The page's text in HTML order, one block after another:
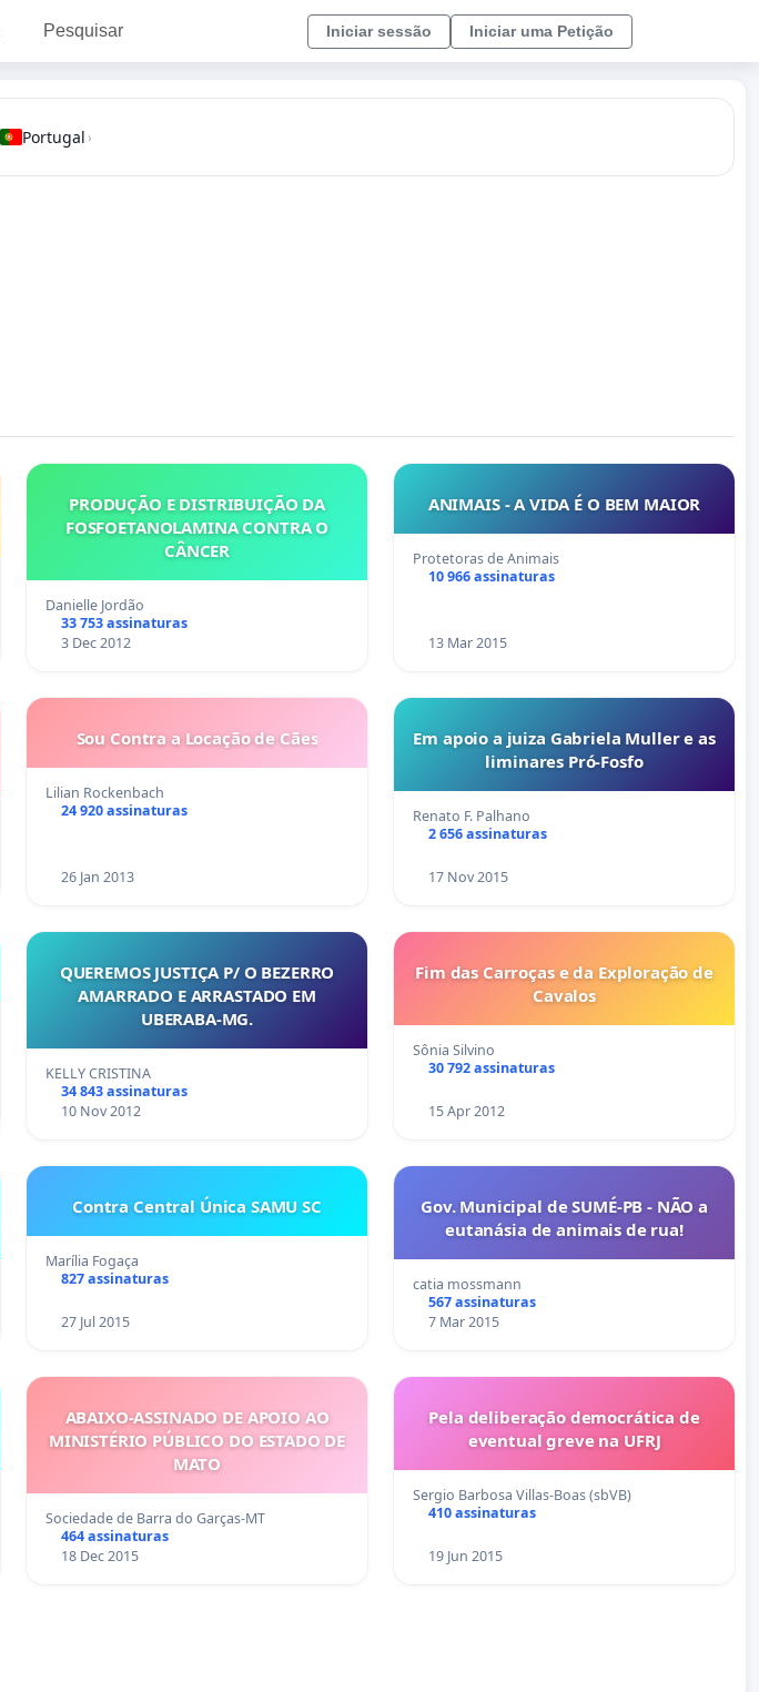
Pesquisar Iniciar sessão Iniciar uma Petição
Portugal ›
PRODUÇÃO E DISTRIBUIÇÃO DA
FOSFOETANOLAMINA CONTRA O
CÂNCER
Danielle Jordão
33 753 assinaturas
3 Dec 2012
ANIMAIS - A VIDA É O BEM MAIOR
Protetoras de Animais
10 966 assinaturas
13 Mar 2015
Sou Contra a Locação de Cães
Lilian Rockenbach
24 920 assinaturas
26 Jan 2013
Em apoio a juiza Gabriela Muller e as
liminares Pró-Fosfo
Renato F. Palhano
2 656 assinaturas
17 Nov 2015
QUEREMOS JUSTIÇA P/ O BEZERRO
AMARRADO E ARRASTADO EM
UBERABA-MG.
KELLY CRISTINA
34 843 assinaturas
10 Nov 2012
Fim das Carroças e da Exploração de
Cavalos
Sônia Silvino
30 792 assinaturas
15 Apr 2012
Contra Central Única SAMU SC
Marília Fogaça
827 assinaturas
27 Jul 2015
Gov. Municipal de SUMÉ-PB - NÃO a
eutanásia de animais de rua!
catia mossmann
567 assinaturas
7 Mar 2015
ABAIXO-ASSINADO DE APOIO AO
MINISTÉRIO PÚBLICO DO ESTADO DE
MATO
Sociedade de Barra do Garças-MT
464 assinaturas
18 Dec 2015
Pela deliberação democrática de
eventual greve na UFRJ
Sergio Barbosa Villas-Boas (sbVB)
410 assinaturas
19 Jun 2015